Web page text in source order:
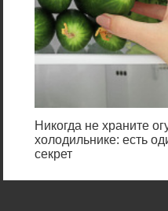
Никогда не храните
холодильнике: есть
секрет